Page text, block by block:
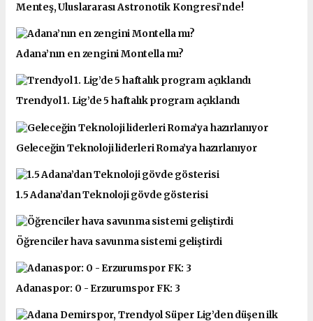
Menteş, Uluslararası Astronotik Kongresi’nde!
Adana’nın en zengini Montella mı?
Trendyol 1. Lig’de 5 haftalık program açıklandı
Geleceğin Teknoloji liderleri Roma’ya hazırlanıyor
1.5 Adana’dan Teknoloji gövde gösterisi
Öğrenciler hava savunma sistemi geliştirdi
Adanaspor: 0 - Erzurumspor FK: 3